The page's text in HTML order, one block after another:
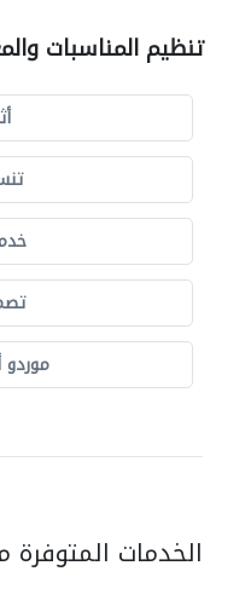
تنظيم المناسبات
موردو
الخدمات